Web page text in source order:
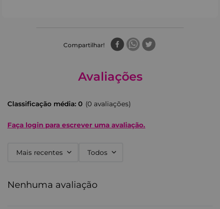
Compartilhar
Avaliações
Classificação média: 0 (0 avaliações)
Faça login para escrever uma avaliação.
Mais recentes Todos
Nenhuma avaliação